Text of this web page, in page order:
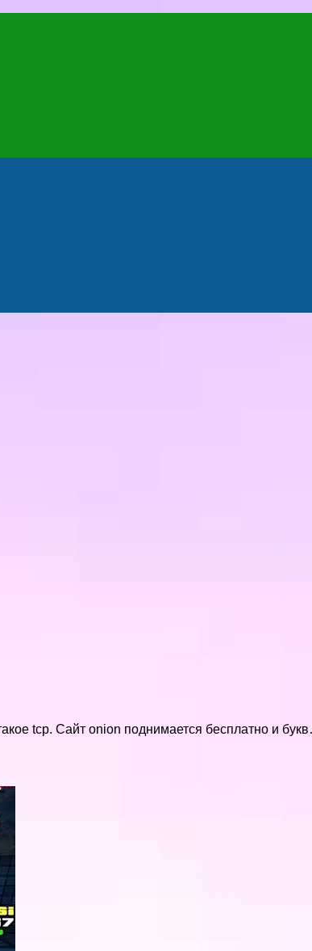
tcp. Сайт onion поднимается бесплатно и